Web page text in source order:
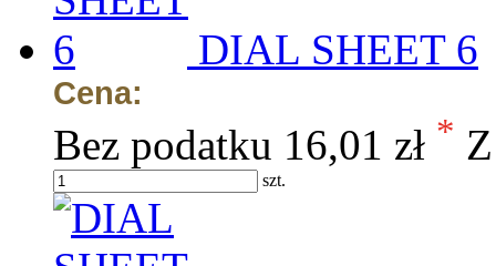
DIAL SHEET 6
Cena:
Bez podatku 16,01 zł *
szt.